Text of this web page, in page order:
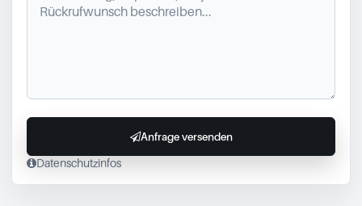
Datenschutzinfos
Anfrage versenden